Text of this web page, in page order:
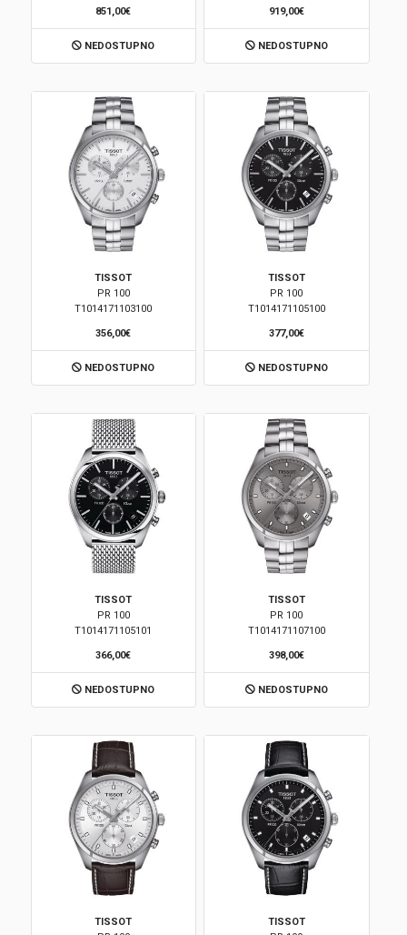
851,00€
NEDOSTUPNO
919,00€
NEDOSTUPNO
TISSOT
PR 100
T1014171103100
356,00€
NEDOSTUPNO
TISSOT
PR 100
T1014171105100
377,00€
NEDOSTUPNO
TISSOT
PR 100
T1014171105101
366,00€
NEDOSTUPNO
TISSOT
PR 100
T1014171107100
398,00€
NEDOSTUPNO
TISSOT
TISSOT